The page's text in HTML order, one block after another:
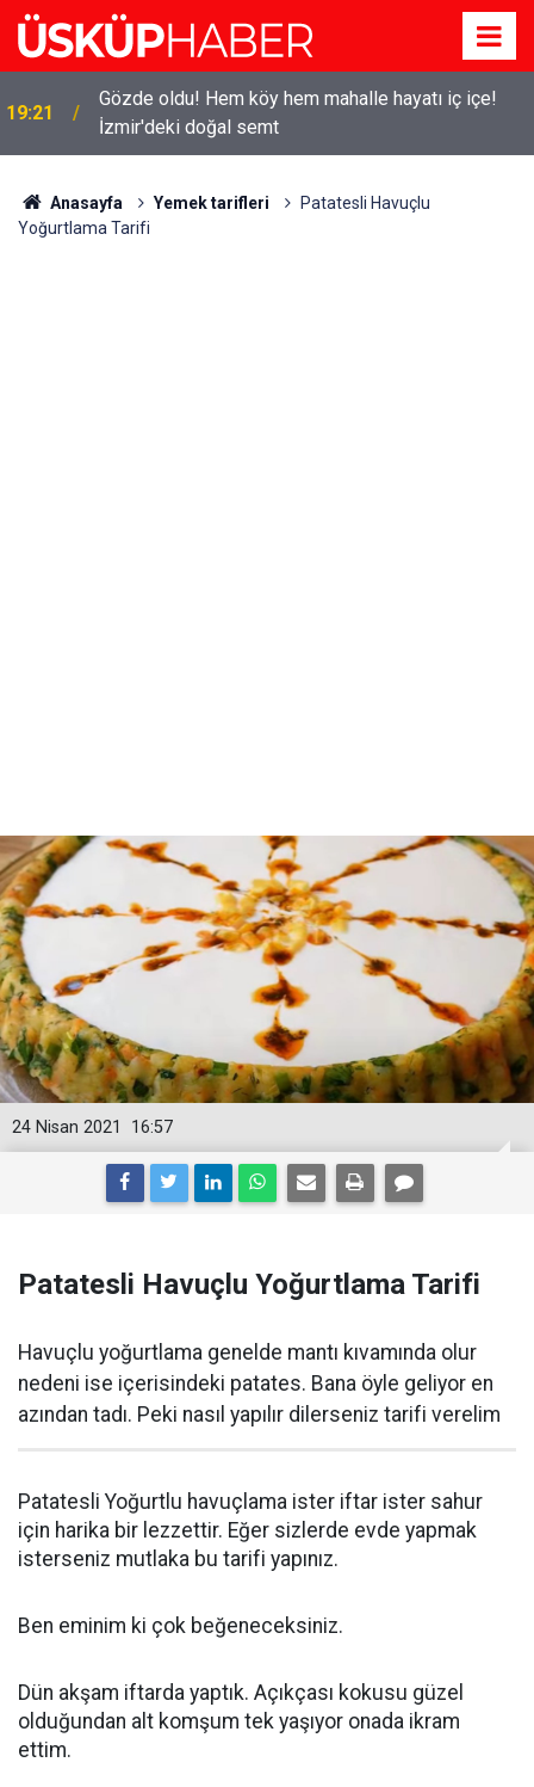
19:21
Gözde oldu! Hem köy hem mahalle hayatı iç içe!
İzmir'deki doğal semt
Anasayfa Yemek tarifleri
Patatesli Havuçlu
Yoğurtlama Tarifi
16:57
24 Nisan 2021
Patatesli Havuçlu Yoğurtlama Tarifi
Havuçlu yoğurtlama genelde mantı kıvamında olur
nedeni ise içerisindeki patates. Bana öyle geliyor en
azından tadı. Peki nasıl yapılır dilerseniz tarifi verelim
Patatesli Yoğurtlu havuçlama ister iftar ister sahur
için harika bir lezzettir. Eğer sizlerde evde yapmak
isterseniz mutlaka bu tarifi yapınız.
Ben eminim ki çok beğeneceksiniz.
Dün akşam iftarda yaptık. Açıkçası kokusu güzel
olduğundan alt komşum tek yaşıyor onada ikram
ettim.